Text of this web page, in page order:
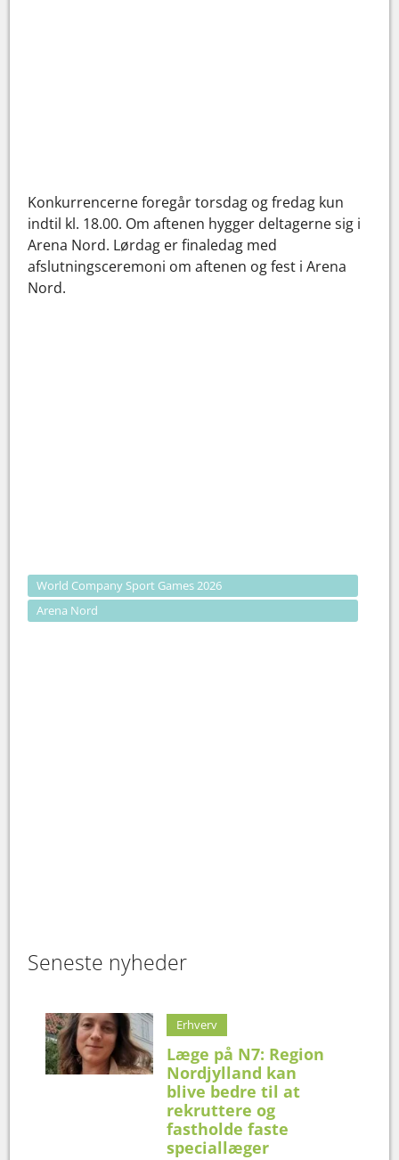
Konkurrencerne foregår torsdag og fredag kun
indtil kl. 18.00. Om aftenen hygger deltagerne sig i
Arena Nord. Lørdag er finaledag med
afslutningsceremoni om aftenen og fest i Arena
Nord.
World Company Sport Games 2026
Arena Nord
Seneste nyheder
Erhverv
Læge på N7: Region
Nordjylland kan
blive bedre til at
rekruttere og
fastholde faste
speciallæger